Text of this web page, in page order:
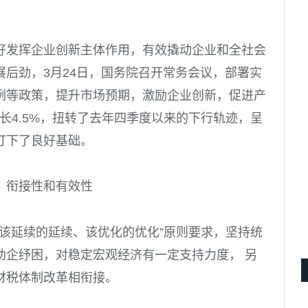
挥企业创新主体作用，有效撬动企业和全社会
劲， 3月 24 日，国务院召开常务会议，部署实
政策，提升市场预期，激励企业创新，促进产
4.5%，扭转了去年四季度以来的下行轨迹，呈
了良好基础。
衔接性和有效性
延续的延续、该优化的优化”原则要求，坚持统
纾困，对稳定宏观经济有一定支持力度， 另
体制改革相衔接。